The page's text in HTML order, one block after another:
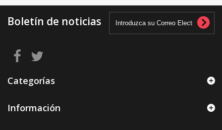
Boletín de noticias
Categorías
Información